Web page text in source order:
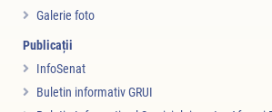
Galerie foto
Publicații
InfoSenat
Buletin informativ GRUI